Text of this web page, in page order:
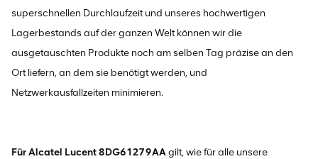
superschnellen Durchlaufzeit und unseres hochwertigen
Lagerbestands auf der ganzen Welt können wir die
ausgetauschten Produkte noch am selben Tag präzise an den
Ort liefern, an dem sie benötigt werden, und
Netzwerkausfallzeiten minimieren.
Für Alcatel Lucent 8DG61279AAgilt, wie für alle unsere